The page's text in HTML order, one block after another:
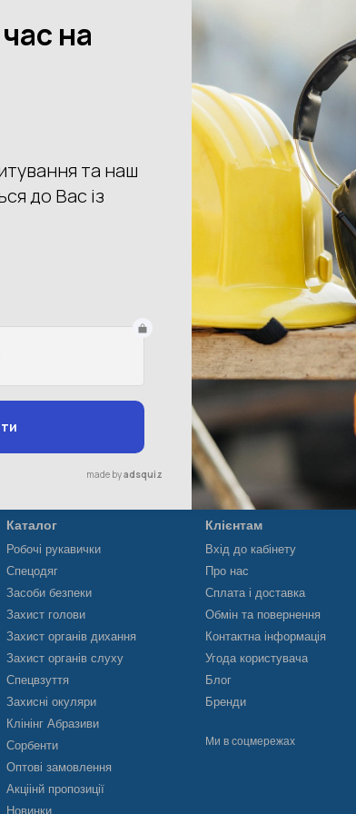
Оплата
Каталог
Робочі рукавички
Спецодяг
Засоби безпеки
Захист голови
Захист органів дихання
Захист органів слуху
Спецвзуття
Захисні окуляри
Клінінг Абразиви
Сорбенти
Оптові замовлення
Акціінй пропозиції
Новинки
Клієнтам
Вхід до кабінету
Про нас
Сплата і доставка
Обмін та повернення
Контактна інформація
Угода користувача
Блог
Бренди
Ми в соцмережах